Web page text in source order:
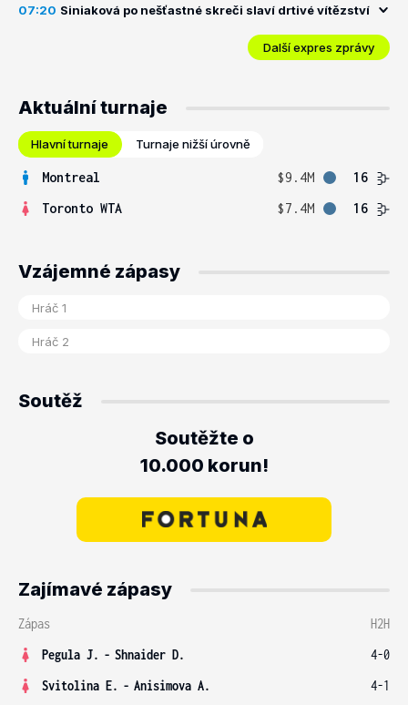
07:20 Siniaková po nešťastné skreči slaví drtivé vítězství
Další expres zprávy
Aktuální turnaje
Hlavní turnaje Turnaje nižší úrovně
Montreal $9.4M
16
Toronto WTA
$7.4M 16
Vzájemné zápasy
Soutěž
Soutěžte o
10.000 korun!
Zajímavé zápasy
Zápas
H2H
Pegula J. - Shnaider D.
4-0
Svitolina E. - Anisimova A.
4-1